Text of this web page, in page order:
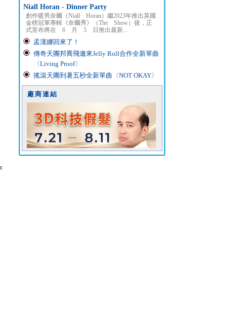
Niall Horan - Dinner Party
創作暖男奈爾（Niall Horan）繼2023年推出英國
金榜冠軍專輯《奈爾秀》（The Show）後，正
式宣布將在 6 月 5 日推出最新...
孟漢娜回來了！
傳奇天團邦喬飛邀來Jelly Roll合作全新單曲
〈Living Proof〉
搖滾天團到暑五秒全新單曲〈NOT OKAY〉
廠商連結